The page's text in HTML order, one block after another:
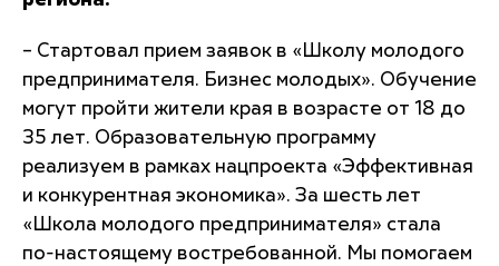
– Стартовал прием заявок в «Школу молодого
предпринимателя. Бизнес молодых». Обучение
могут пройти жители края в возрасте от 18 до
35 лет. Образовательную программу
реализуем в рамках нацпроекта «Эффективная
и конкурентная экономика». За шесть лет
«Школа молодого предпринимателя» стала
по-настоящему востребованной. Мы помогаем